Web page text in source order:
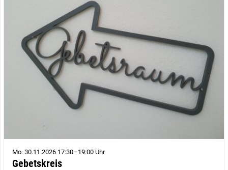
Mo. 30.11.2026 17:30–19:00 Uhr
Gebetskreis